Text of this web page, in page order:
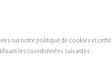
sur notre politique de cookies et cette
les coordonnées suivantes :